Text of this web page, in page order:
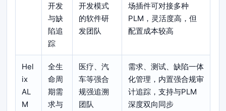
开发
与缺
陷追
踪
开发模式
的软件研
发团队
场插件可对接多种
PLM，灵活度高，但
配置成本较高
Hel
ix
AL
M
全生
命周
期需
求与
医疗、汽
车等强合
规强追溯
团队
需求、测试、缺陷一体
化管理，内置强合规审
计追踪，支持与PLM
深度双向同步